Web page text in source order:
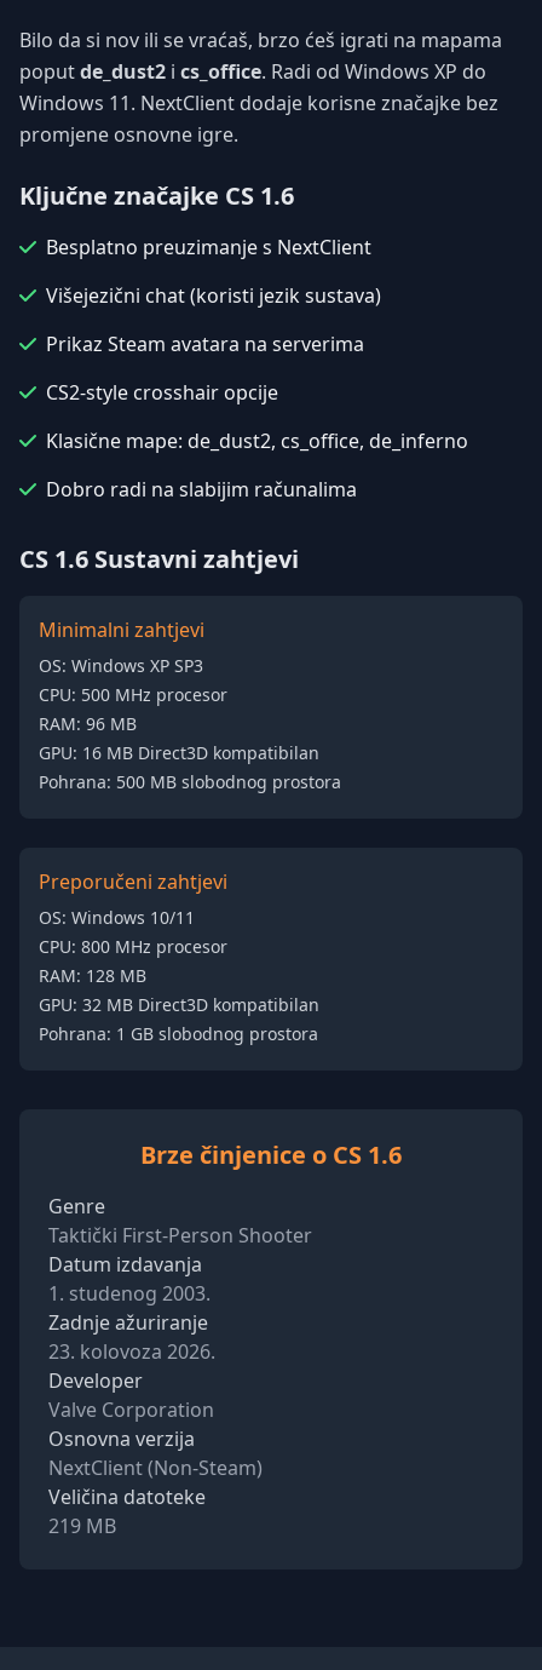
Bilo da si nov ili se vraćaš, brzo ćeš igrati na mapama
poputde_dust2 i cs_office. Radi od Windows XP do
Windows 11. NextClient dodaje korisne značajke bez
promjene osnovne igre.
Ključne značajke CS 1.6
Besplatno preuzimanje s NextClient
Višejezični chat (koristi jezik sustava)
Prikaz Steam avatara na serverima
CS2-style crosshair opcije
Klasične mape: de_dust2, cs_office, de_inferno
Dobro radi na slabijim računalima
CS 1.6 Sustavni zahtjevi
Minimalni zahtjevi
OS: Windows XP SP3
CPU: 500 MHz procesor
RAM: 96 MB
GPU: 16 MB Direct3D kompatibilan
Pohrana: 500 MB slobodnog prostora
Preporučeni zahtjevi
OS: Windows 10/11
CPU: 800 MHz procesor
RAM: 128 MB
GPU: 32 MB Direct3D kompatibilan
Pohrana: 1 GB slobodnog prostora
Brze činjenice o CS 1.6
Genre
Taktički First-Person Shooter
Datum izdavanja
1. studenog 2003.
Zadnje ažuriranje
23. kolovoza 2026.
Developer
Valve Corporation
Osnovna verzija
NextClient (Non-Steam)
Veličina datoteke
219 MB